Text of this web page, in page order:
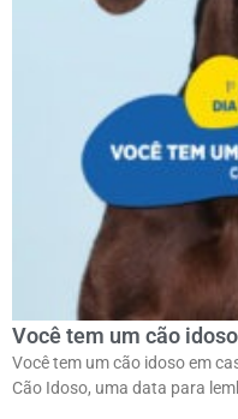
Você tem um cão
Você tem um cão idoso em
Cão Idoso, uma data para